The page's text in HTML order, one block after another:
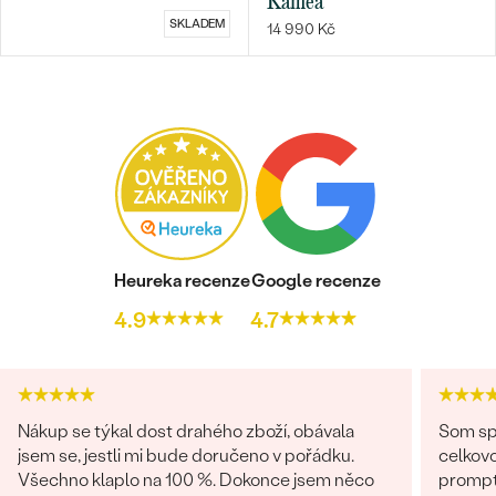
Bestsellery
OBJEVIT
SKLADEM 14 990 Kč
Heureka recenze
4.9
Google recenze
4.7
Nákup se týkal dost drahého zboží, obávala
jsem se, jestli mi bude doručeno v pořádku.
Všechno klaplo na 100 %. Dokonce jsem něco
Som
promptná. Tovar prišiel pekne